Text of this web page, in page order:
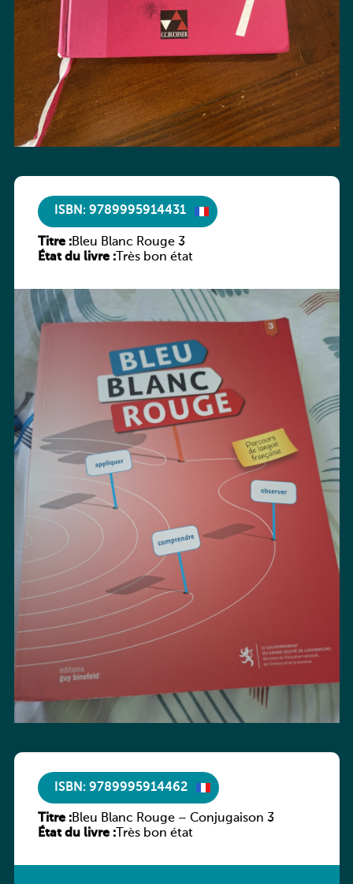
ISBN: 9789995914431
Titre :Bleu Blanc Rouge 3
État du livre :Très bon état
ISBN: 9789995914462
Titre :Bleu Blanc Rouge – Conjugaison 3
État du livre :Très bon état